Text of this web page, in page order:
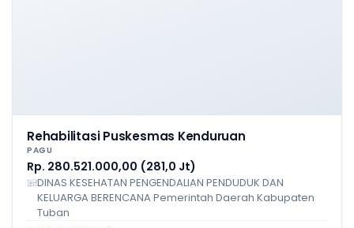
Rehabilitasi Puskesmas Kenduruan
PAGU
Rp. 280.521.000,00 (281,0 Jt)
DINAS KESEHATAN PENGENDALIAN PENDUDUK DAN
KELUARGA BERENCANA Pemerintah Daerah Kabupaten
Tuban